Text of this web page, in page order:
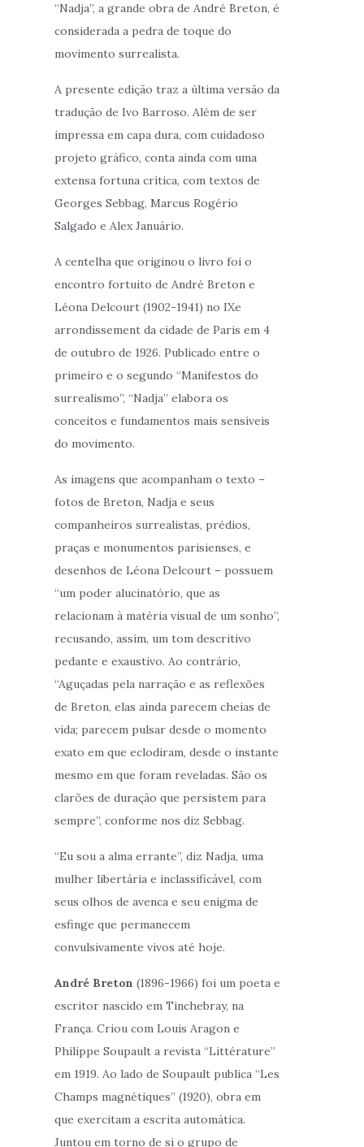
“Nadja”, a grande obra de André Breton, é
considerada a pedra de toque do
movimento surrealista.
A presente edição traz a última versão da
tradução de Ivo Barroso. Além de ser
impressa em capa dura, com cuidadoso
projeto gráfico, conta ainda com uma
extensa fortuna crítica, com textos de
Georges Sebbag, Marcus Rogério
Salgado e Alex Januário.
A centelha que originou o livro foi o
encontro fortuito de André Breton e
Léona Delcourt (1902-1941) no IXe
arrondissement da cidade de Paris em 4
de outubro de 1926. Publicado entre o
primeiro e o segundo “Manifestos do
surrealismo”, “Nadja” elabora os
conceitos e fundamentos mais sensíveis
do movimento.
As imagens que acompanham o texto –
fotos de Breton, Nadja e seus
companheiros surrealistas, prédios,
praças e monumentos parisienses, e
desenhos de Léona Delcourt – possuem
“um poder alucinatório, que as
relacionam à matéria visual de um sonho”,
recusando, assim, um tom descritivo
pedante e exaustivo. Ao contrário,
“Aguçadas pela narração e as reflexões
de Breton, elas ainda parecem cheias de
vida; parecem pulsar desde o momento
exato em que eclodiram, desde o instante
mesmo em que foram reveladas. São os
clarões de duração que persistem para
sempre”, conforme nos diz Sebbag.
“Eu sou a alma errante”, diz Nadja, uma
mulher libertária e inclassificável, com
seus olhos de avenca e seu enigma de
esfinge que permanecem
convulsivamente vivos até hoje.
André Breton (1896-1966) foi um poeta e
escritor nascido em Tinchebray, na
França. Criou com Louis Aragon e
Philippe Soupault a revista “Littérature”
em 1919. Ao lado de Soupault publica “Les
Champs magnétiques” (1920), obra em
que exercitam a escrita automática.
Juntou em torno de si o grupo de